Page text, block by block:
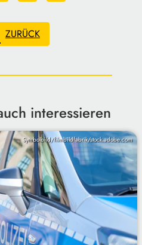
ZURÜCK
interessieren
Symbolbild/filmbildfabrik/stock.adobe.com